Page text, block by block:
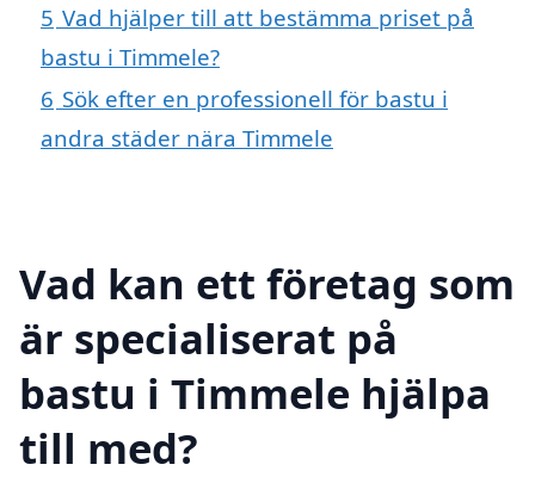
5 Vad hjälper till att bestämma priset på
bastu i Timmele?
6 Sök efter en professionell för bastu i
andra städer nära Timmele
Vad kan ett företag som
är specialiserat på
bastu i Timmele hjälpa
till med?